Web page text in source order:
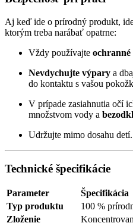
Aj keď ide o prírodný produkt,
ktorým treba narábať opatrne:
Vždy používajte
Nevdychujte výpary a
do kontaktu s vašou
V prípade zasiahnutia očí
množstvom vody a
Udržujte mimo dosahu detí.
Technické špecifikácie
Parameter
Špecifikácia
Typ produktu
100 %
Zloženie